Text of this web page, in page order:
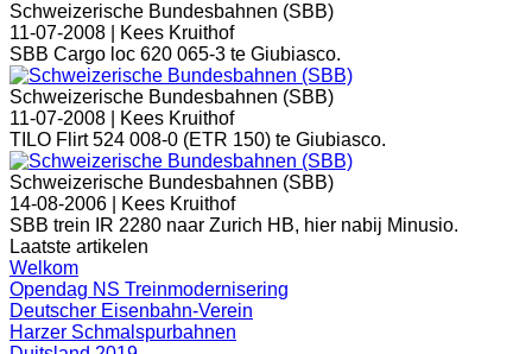
Schweizerische Bundesbahnen (SBB)
11-07-2008 |
Kees Kruithof
SBB Cargo loc 620 065-3 te Giubiasco.
Schweizerische Bundesbahnen (SBB)
11-07-2008 |
Kees Kruithof
TILO Flirt 524 008-0 (ETR 150) te Giubiasco.
Schweizerische Bundesbahnen (SBB)
14-08-2006 |
Kees Kruithof
SBB trein IR 2280 naar Zurich HB, hier nabij Minusio.
Laatste artikelen
Welkom
Opendag NS Treinmodernisering
Deutscher Eisenbahn-Verein
Harzer Schmalspurbahnen